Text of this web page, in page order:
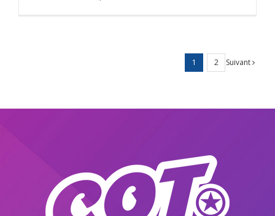
1 2 Suivant